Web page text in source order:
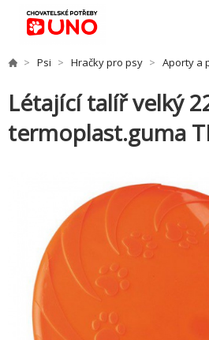
Psi Hračky pro psy Aporty a
Létající talíř velký
termoplast.guma